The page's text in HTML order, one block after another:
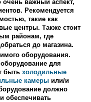
важный аспект,
Рекомендуется
такие как
центры. Также стоит
районам, где
до магазина.
оборудования.
для
быть холодильные
камеры или/и
должно
обеспечивать